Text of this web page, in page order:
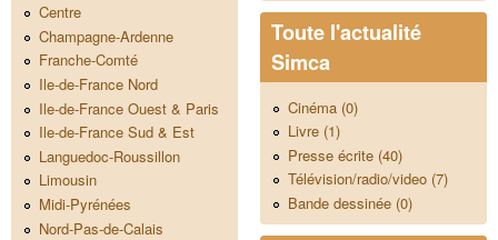
Centre
Champagne-Ardenne
Franche-Comté
Ile-de-France Nord
Ile-de-France Ouest & Paris
Ile-de-France Sud & Est
Languedoc-Roussillon
Limousin
Midi-Pyrénées
Nord-Pas-de-Calais
Toute l'actualité
Simca
Cinéma (0)
Livre (1)
Presse écrite (40)
Télévision/radio/video (7)
Bande dessinée (0)